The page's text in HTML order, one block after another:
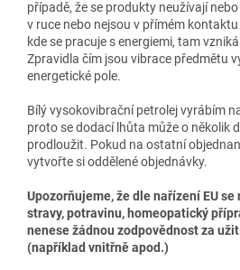
případě, že se produkty neužívají
v ruce nebo nejsou v přímém
kde se pracuje s energiemi, tam
Zpravidla čím jsou vibrace předmětu
energetické pole.
Bílý vysokovibrační petrolej vyrábím
proto se dodací lhůta může o několik
prodloužit. Pokud na ostatní
vytvořte si oddělené objednávky.
Upozorňujeme, že dle nařízení EU
stravy, potravinu, homeopatický
nenese žádnou zodpovědnost za
(například vnitřně apod.)